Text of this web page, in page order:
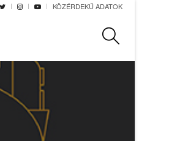
KÖZÉRDEKŰ ADATOK